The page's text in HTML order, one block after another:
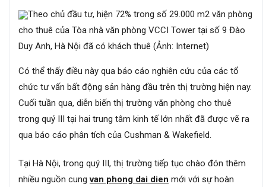
Theo chủ đầu tư, hiện 72% trong số 29.000 m2 văn phòng
cho thuê của Tòa nhà văn phòng VCCI Tower tại số 9 Đào
Duy Anh, Hà Nội đã có khách thuê (Ảnh: Internet)
Có thể thấy điều này qua báo cáo nghiên cứu của các tổ
chức tư vấn bất động sản hàng đầu trên thị trường hiện nay.
Cuối tuần qua, diễn biến thị trường văn phòng cho thuê
trong quý III tại hai trung tâm kinh tế lớn nhất đã được vẽ ra
qua báo cáo phân tích của Cushman & Wakefield.
Tại Hà Nội, trong quý III, thị trường tiếp tục chào đón thêm
nhiều nguồn cungvan phong dai dien mới với sự hoàn